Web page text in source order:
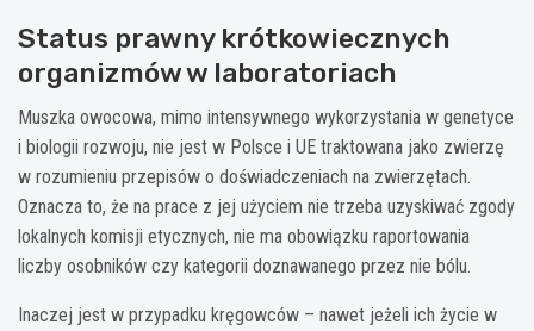
Status prawny krótkowiecznych
organizmów w laboratoriach
Muszka owocowa, mimo intensywnego wykorzystania w genetyce
i biologii rozwoju, nie jest w Polsce i UE traktowana jako zwierzę
w rozumieniu przepisów o doświadczeniach na zwierzętach.
Oznacza to, że na prace z jej użyciem nie trzeba uzyskiwać zgody
lokalnych komisji etycznych, nie ma obowiązku raportowania
liczby osobników czy kategorii doznawanego przez nie bólu.
Inaczej jest w przypadku kręgowców – nawet jeżeli ich życie w